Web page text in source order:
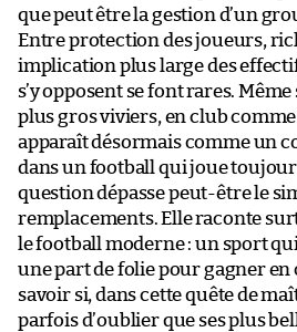
que peut être la gestion d’un
Entre protection des joueurs,
implication plus large des
s’y opposent se font rares.
plus gros viviers, en club
apparaît désormais comme un
dans un football qui joue
question dépasse peut-être le
remplacements. Elle raconte
le football moderne : un sport
une part de folie pour gagner en
savoir si, dans cette quête de
parfois d’oublier que ses plus